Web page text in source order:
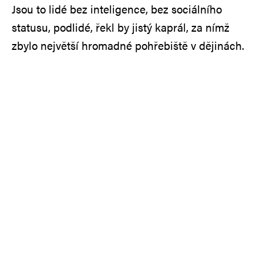
Jsou to lidé bez inteligence, bez sociálního
statusu, podlidé, řekl by jistý kaprál, za nímž
zbylo největší hromadné pohřebiště v dějinách.